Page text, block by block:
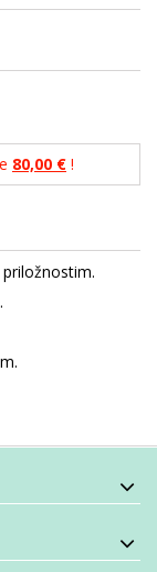
80,00 € !